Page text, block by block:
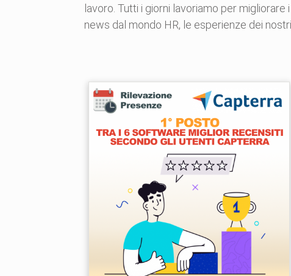
lavoro. Tutti i giorni lavoriamo per migliorare
news dal mondo HR, le esperienze dei